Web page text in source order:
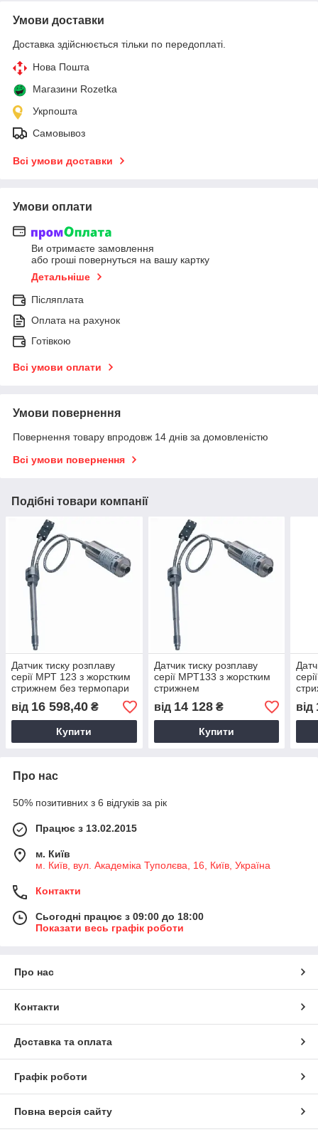
Умови доставки
Доставка здійснюється тільки по передоплаті.
Нова Пошта
Магазини Rozetka
Укрпошта
Самовывоз
Всі умови доставки
Умови оплати
Ви отримаєте замовлення
або гроші повернуться на вашу картку
Детальніше
Післяплата
Оплата на рахунок
Готівкою
Всі умови оплати
Умови повернення
Повернення товару впродовж 14 днів за домовленістю
Всі умови повернення
Подібні товари компанії
Датчик тиску розплаву
серії MPT 123 з жорстким
стрижнем без термопари
від 16 598,40 ₴
Купити
Датчик тиску розплаву
серії MPT133 з жорстким
стрижнем
від 14 128₴
Купити
від
Про нас
50% позитивних з 6 відгуків за рік
Працює з 13.02.2015
м. Київ
м. Київ, вул. Академіка Туполєва, 16, Київ, Україна
Контакти
Сьогодні працює з 09:00 до 18:00
Показати весь графік роботи
Про нас
Контакти
Доставка та оплата
Графік роботи
Повна версія сайту